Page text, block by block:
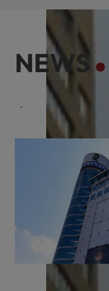
NEWS
케이리츠투자운용의 다양한 회사소식을 제공합니다.